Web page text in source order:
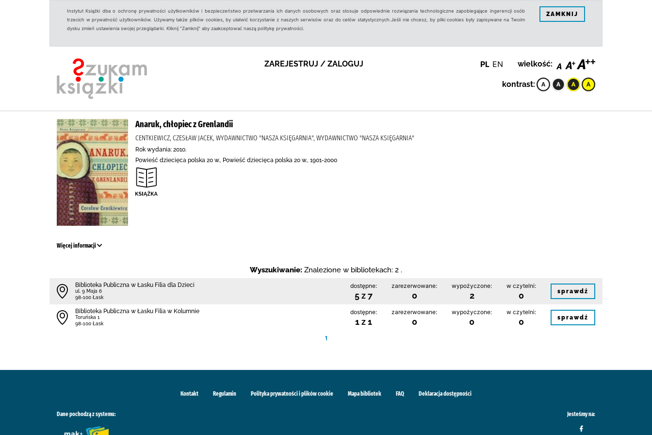
Instytut Książki dba o ochronę prywatności użytkowników i bezpieczeństwo przetwarzania ich danych osobowych oraz stosuje odpowiednie rozwiązania technologiczne zapobiegające ingerencji osób
trzecich w prywatność użytkowników. Używamy także plików cookies, by ułatwić korzystanie z naszych serwisów oraz do celów statystycznych.Jeśli nie chcesz, by pliki cookies były zapisywane na Twoim
dysku zmień ustawienia swojej przeglądarki. Kliknij "Zamknij" aby zaakceptować naszą politykę prywatności.
ZAMKNIJ
ZAREJESTRUJ / ZALOGUJ PL EN wielkość:
kontrast:
Anaruk, chłopiec z Grenlandii
CENTKIEWICZ, CZESŁAW JACEK, WYDAWNICTWO "NASZA KSIĘGARNIA", WYDAWNICTWO "NASZA KSIĘGARNIA"
Rok wydania: 2010.
Powieść dziecięca polska 20 w., Powieść dziecięca polska 20 w., 1901-2000
Więcej informacji
Wyszukiwanie: Znalezione w bibliotekach: 2 .
Biblioteka Publiczna w Łasku Filia dla Dzieci
ul. 9 Maja 6
98-100 Łask
dostępne:
5 z 7
zarezerwowane:
0
wypożyczone:
2
w czytelni:
0 sprawdź
Biblioteka Publiczna w Łasku Filia w Kolumnie
Toruńska 1
98-100 Łask
dostępne:
1 z 1
zarezerwowane:
0
wypożyczone:
0
w czytelni:
0 sprawdź
1
Kontakt Regulamin Polityka prywatności i plików cookie Mapa bibliotek FAQ Deklaracja dostępności
Dane pochodzą z systemu: Jesteśmy na: